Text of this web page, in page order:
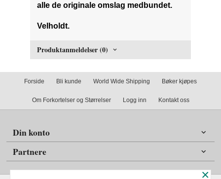
alle de originale omslag medbundet.
Velholdt.
Produktanmeldelser (0)
Forside Bli kunde World Wide Shipping Bøker kjøpes
Om Forkortelser og Størrelser Logg inn Kontakt oss
Din konto
Partnere
×